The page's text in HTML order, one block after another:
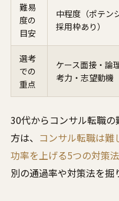
難易
度の
目安
中程度（ポテン
採用枠あり）
選考
での
重点
ケース面接・論
考力・志望動機
30代からコンサル転職
方は、 コンサル転職は
功率を上げる5つの対策法
別の通過率や対策法を掘